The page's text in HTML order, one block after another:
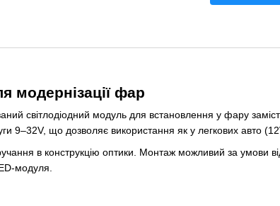
модернізації фар
світлодіодний модуль для встановлення у фару
9–32V, що дозволяє використання як у легкових авто
в конструкцію оптики. Монтаж можливий за умови
модуля.